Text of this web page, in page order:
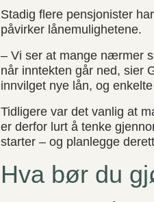
Stadig flere pensjonister
påvirker lånemulighetene.
– Vi ser at mange nærmer
når inntekten går ned, sier
innvilget nye lån, og
Tidligere var det vanlig at
er derfor lurt å tenke
starter – og planlegge
Hva bør du